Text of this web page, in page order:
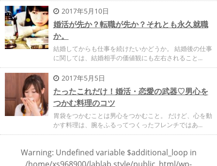
2017年5月10日
婚活が先か？転職が先か？それとも永久就職
か。
結婚してからも仕事を続けたいかどうか。 結婚後の仕事
に関しては、結婚相手の価値観にも左右されること...
2017年5月5日
たったこれだけ！婚活・恋愛の武器♡男心を
つかむ料理のコツ
胃袋をつかむことは男心をつかむこと。 だけど、心を動
かす料理は、腕をふるってつくったフレンチではあ...
Warning: Undefined variable $additional_loop in